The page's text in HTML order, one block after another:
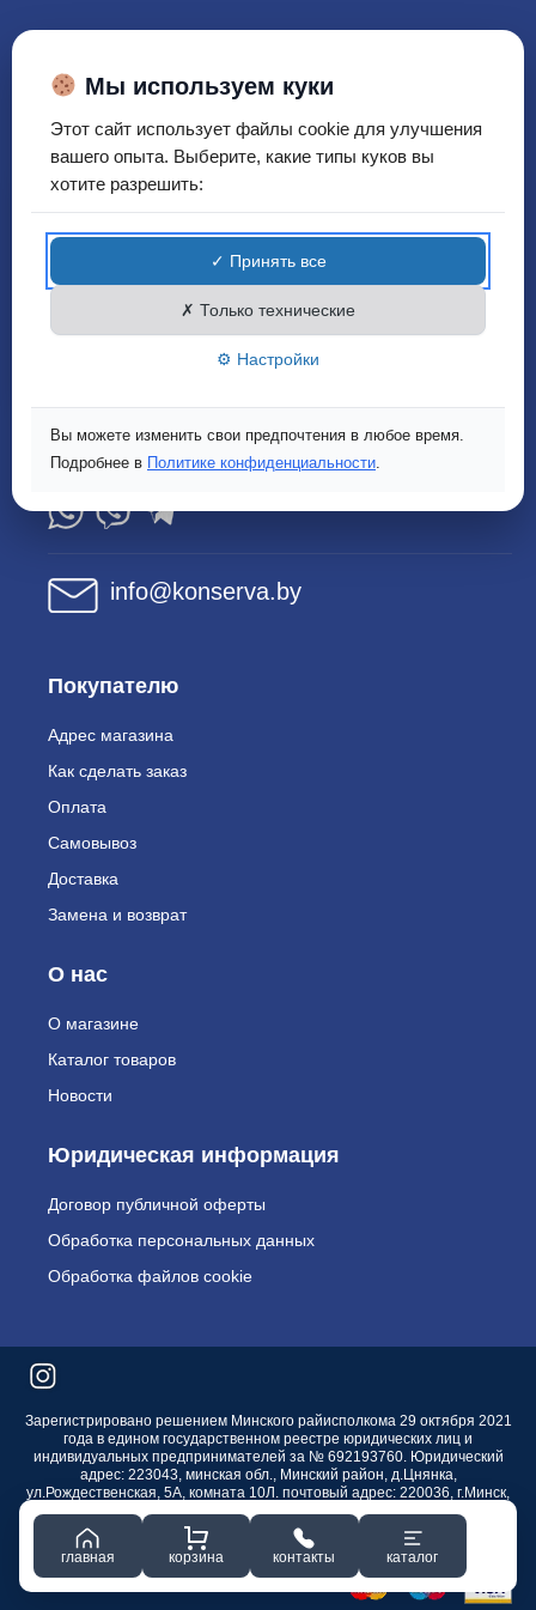
Показать на карте
Нужна помощь?
+37517 369-22-22
Понедельник-Пятница: 9.00-17.30
Суббота-Воскресенье: выходной
info@konserva.by
Покупателю
Адрес магазина
Как сделать заказ
Оплата
Самовывоз
Доставка
Замена и возврат
О нас
О магазине
Каталог товаров
Новости
Юридическая информация
Договор публичной оферты
Обработка персональных данных
Обработка файлов cookie
Зарегистрировано решением Минского райисполкома 29 октября 2021
года в едином государственном реестре юридических лиц и
индивидуальных предпринимателей за № 692193760. Юридический
адрес: 223043, минская обл., Минский район, д.Цнянка,
ул.Рождественская, 5А, комната 10Л. почтовый адрес: 220036, г.Минск,
а/я 84. Расчетный счет р/с BY19ALFA30122В09850010270000 (BYN) в
ЗАО «АЛЬФА-БАНК», 220013, г.Минск, ул.Сурганова, 43-47, БИК
ALFABY2X
Вы юридическое или
физическое лицо?
Можно выбрать сейчас или оставить режим
физического лица по умолчанию.
Мы используем куки
Этот сайт использует файлы cookie для улучшения
вашего опыта. Выберите, какие типы куков вы
хотите разрешить:
✓ Принять все
✗ Только технические
⚙ Настройки
Вы можете изменить свои предпочтения в любое время.
Подробнее в Политике конфиденциальности
главная корзина контакты каталог